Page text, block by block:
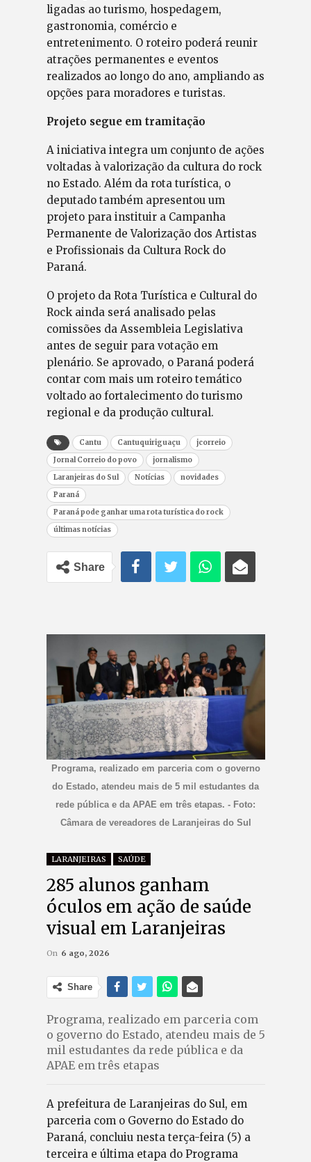
ligadas ao turismo, hospedagem,
gastronomia, comércio e
entretenimento. O roteiro poderá reunir
atrações permanentes e eventos
realizados ao longo do ano, ampliando as
opções para moradores e turistas.
Projeto segue em tramitação
A iniciativa integra um conjunto de ações
voltadas à valorização da cultura do rock
no Estado. Além da rota turística, o
deputado também apresentou um
projeto para instituir a Campanha
Permanente de Valorização dos Artistas
e Profissionais da Cultura Rock do
Paraná.
O projeto da Rota Turística e Cultural do
Rock ainda será analisado pelas
comissões da Assembleia Legislativa
antes de seguir para votação em
plenário. Se aprovado, o Paraná poderá
contar com mais um roteiro temático
voltado ao fortalecimento do turismo
regional e da produção cultural.
Cantu Cantuquiriguaçu
jcorreio
Jornal Correio do povo
jornalismo
Laranjeiras do Sul
Notícias
novidades
Paraná
Paraná pode ganhar uma rota turística do rock
últimas notícias
Share
Programa, realizado em parceria com o governo
do Estado, atendeu mais de 5 mil estudantes da
rede pública e da APAE em três etapas. - Foto:
Câmara de vereadores de Laranjeiras do Sul
LARANJEIRAS SAÚDE
285 alunos ganham
óculos em ação de saúde
visual em Laranjeiras
On 6 ago, 2026
Share
Programa, realizado em parceria com
o governo do Estado, atendeu mais de 5
mil estudantes da rede pública e da
APAE em três etapas
A prefeitura de Laranjeiras do Sul, em
parceria com o Governo do Estado do
Paraná, concluiu nesta terça-feira (5) a
terceira e última etapa do Programa